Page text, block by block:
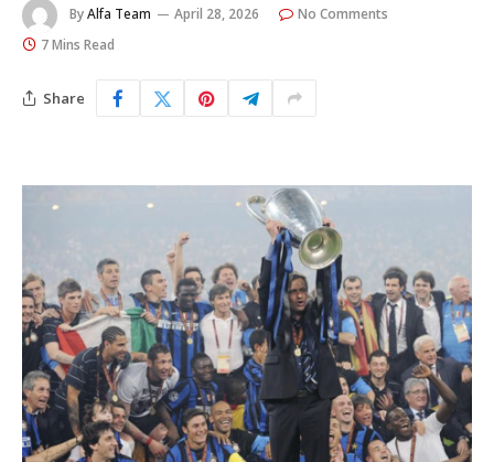
ByAlfa Team April 28, 2026
No Comments
7 Mins Read
Share